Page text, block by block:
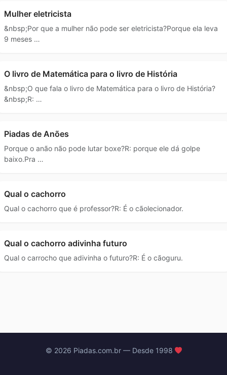
Mulher eletricista
&nbsp;Por que a mulher não pode ser eletricista?Porque ela leva
9 meses …
O livro de Matemática para o livro de História
&nbsp;O que fala o livro de Matemática para o livro de História?
&nbsp;R: …
Piadas de Anões
Porque o anão não pode lutar boxe?R: porque ele dá golpe
baixo.Pra …
Qual o cachorro
Qual o cachorro que é professor?R: É o cãolecionador.
Qual o cachorro adivinha futuro
Qual o carrocho que adivinha o futuro?R: É o cãoguru.
© 2026 Piadas.com.br — Desde 1998